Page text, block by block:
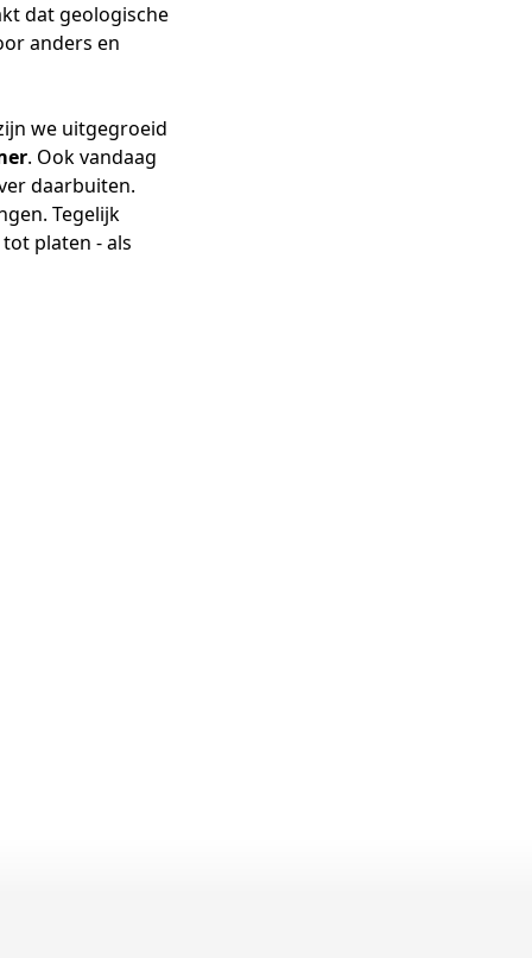
dat geologische
anders en
we uitgegroeid
. Ook vandaag
daarbuiten.
Tegelijk
platen - als